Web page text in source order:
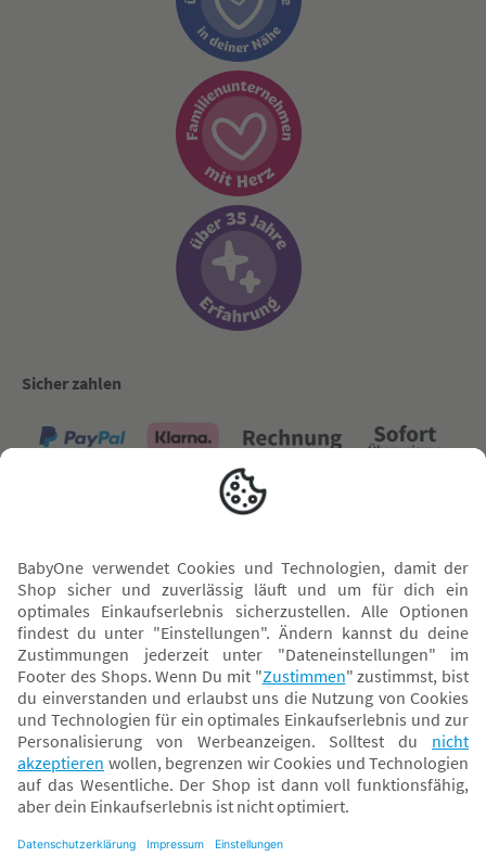
Sicher zahlen
Versand mit
* Alle Preise inkl. MwSt. und ggf. zzgl.Versandkosten. Der dargestellte Preis gilt -
abhängig von der von dir gewählten Option - im BabyOne-Onlineshop oder bei
Abholung in dem von dir gewählten BabyOne-Franchise-Betrieb. Der für den
Onlineshop geltende Preis stellt bei einem Verkauf durch unsere Franchise-
Nehmer eine unverbindliche Preisempfehlung dar. Der Verkaufspreis der
daher von dem Verkaufspreis im Onlineshop abweichen. Angaben zu